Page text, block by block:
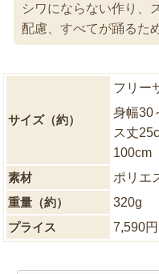
シワにならない作り、
配慮、すべてが踊るた
サイズ（約）
フリー
身幅30
ス丈
100cm
素材
ポリエ
重量（約）
320g
プライス
7,590円